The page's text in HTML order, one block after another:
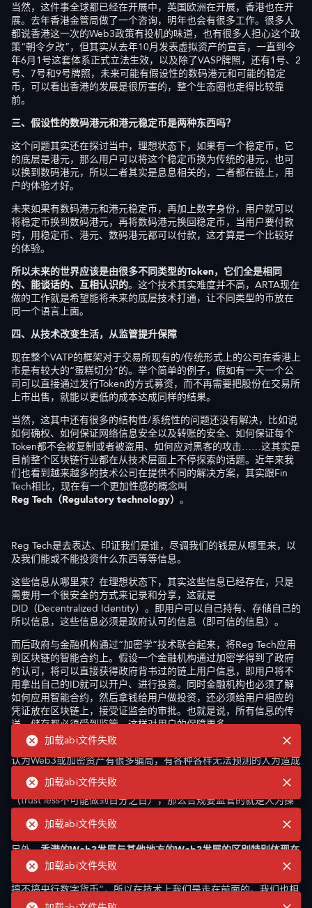
当然，这件事全球都已经在开展中，英国欧洲在开展，香港也在开
展。去年香港金管局做了一个咨询，明年也会有很多工作。很多人
都说香港这一次的Web3政策有投机的味道，也有很多人担心这个政
策“朝令夕改”，但其实从去年10月发表虚拟资产的宣言，一直到今
年6月1号这套体系正式立法生效，以及除了VASP牌照，还有1号、2
号、7号和9号牌照，未来可能有假设性的数码港元和可能的稳定
币，可以看出香港的发展是很厉害的，整个生态圈也走得比较靠
前。
三、假设性的数码港元和港元稳定币是两种东西吗？
这个问题其实还在探讨当中，理想状态下，如果有一个稳定币，它
的底层是港元，那么用户可以将这个稳定币换为传统的港元，也可
以换到数码港元，所以二者其实是息息相关的，二者都在链上，用
户的体验才好。
未来如果有数码港元和港元稳定币，再加上数字身份，用户就可以
将稳定币换到数码港元，再将数码港元换回稳定币，当用户要付款
时，用稳定币、港元、数码港元都可以付款，这才算是一个比较好
的体验。
所以未来的世界应该是由很多不同类型的Token， 它们全是相同
的、 能谈话的、 互相认识的。这个技术其实难度并不高，ARTA现在
做的工作就是希望能将未来的底层技术打通，让不同类型的币放在
同一个语言上面。
四、从技术改变生活，从监管提升保障
现在整个VATP的框架对于交易所现有的/传统形式上的公司在香港上
市是有较大的“蛋糕切分”的。举个简单的例子，假如有一天一个公
司可以直接通过发行Token的方式募资，而不再需要把股份在交易所
上市出售，就能以更低的成本达成同样的结果。
当然，这其中还有很多的结构性/系统性的问题还没有解决，比如说
如何确权、如何保证网络信息安全以及转账的安全、如何保证每个
Token都不会被复制或者被盗用、如何应对黑客的攻击……这其实是
目前整个区块链行业都在从技术层面上不停探索的话题。近年来我
们也看到越来越多的技术公司在提供不同的解决方案，其实跟Fin
Tech相比，现在有一个更加性感的概念叫
Reg Tech（Regulatory technology） 。
Reg Tech是去表达、印证我们是谁，尽调我们的钱是从哪里来，以
及我们能或不能投资什么东西等等信息。
这些信息从哪里来？在理想状态下，其实这些信息已经存在，只是
需要用一个很安全的方式来记录和分享，这就是
DID（Decentralized Identity）。即用户可以自己持有、存储自己的
所以信息，这些信息必须是政府认可的信息（即可信的信息）。
而后政府与金融机构通过“加密学”技术联合起来，将Reg Tech应用
到区块链的智能合约上。假设一个金融机构通过加密学得到了政府
的认可，将可以直接获得政府背书过的链上用户信息，即用户将不
用拿出自己的ID就可以开户、进行投资。同时金融机构也必须了解
如何应用智能合约，然后拿钱给用户做投资，还必须给用户相应的
凭证放在区块链上，接受证监会的审批。也就是说，所有信息的传
送、储存都必须受到监管，这样对用户的保障更多。
香港的合规Web3其实全都
尽管很多人
认为Web3或加密资产有很多骗局，有各种各样无法预测的人为造成
的损失，但是在合规框架下，香港采纳了Web3相对比较公正，又高
效的底层基建技术。其中必然有一些环节还是需要人为操作
（trust less不可能做到百分之百），那么合规要监管的就是人为操
作的环节，尽量保证是一个体面的、有美德的人或机构，出于一种
非常公正的、负责任的态度去做的，所以监管是必须的。
另外，香港的Web3发展与其他地方的Web3发展的区别特别体现在
货币方面。数字人民币从2014年就已经开始展开专项研究，所以中
国在这个事情其实比全球领先许多，即便是美国现在也还在谈“到底
搞不搞央行数字货币”，所以在技术上我们是走在前面的。我们也相
信未来一定是从技术改变生活，从监管提升保障
加载abi文件失败
加载abi文件失败
加载abi文件失败
加载abi文件失败